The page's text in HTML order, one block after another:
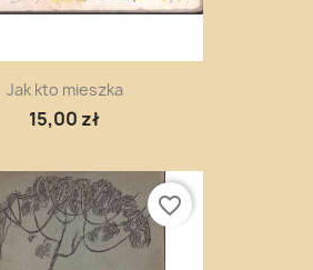
Jak kto mieszka
15,00 zł
favorite_border